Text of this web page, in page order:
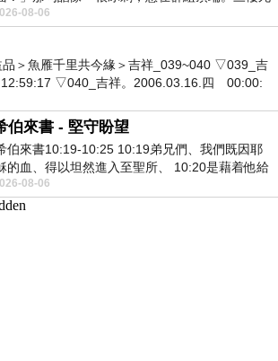
盯著照片裡的人。那個人確實站在
08-06
＞魚雁千里共今緣＞吉祥_039~040 ▽039_吉
▽040_吉祥。2006.03.16.四 00:00:
伯來書 - 堅守盼望
伯來書10:19-10:25 10:19弟兄們、我們既因耶
的血、得以坦然進入至聖所、 10:20是藉着他給
們開了一條又新又活的路從幔子經過
08-06